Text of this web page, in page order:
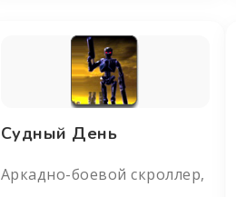
Судный День
Аркадно-боевой скроллер,